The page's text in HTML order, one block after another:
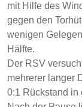
mit Hilfe des
gegen den
wenigen
Hälfte.
Der RSV
mehrerer langer
0:1 Rückstand in